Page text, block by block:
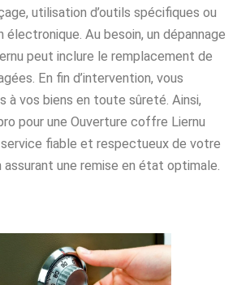
utilisation d’outils spécifiques ou
électronique. Au besoin, un dépannage
peut inclure le remplacement de
En fin d’intervention, vous
à vos biens en toute sûreté. Ainsi,
pour une Ouverture coffre Liernu
fiable et respectueux de votre
une remise en état optimale.